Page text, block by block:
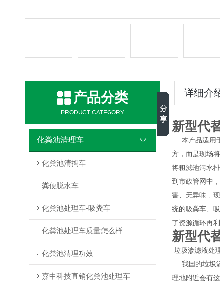
产品分类
PRODUCT CATEGORY
化粪池清理车
化粪池清掏车
粪便脱水车
化粪池处理车-吸粪车
化粪池处理车质量怎么样
化粪池清理功效
嘉中科技直销化粪池处理车
详细介
新型代
本产品适用于
方，而是现场
将粗滤池污水
到市政管网中
害、无异味，
统的吸粪车、
了资源循环再
新型代
垃圾渗滤液处
我国的垃圾渗
理地附近会有